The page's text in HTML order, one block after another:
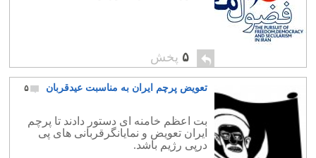
۵ پخش
تعویض پرچم ایران به مناسبت عیدقربان ۵
بت اعظم خامنه ای دستور دادند تا پرچم
ایران تعویض و نمایانگرقربانی های پی
درپی رژیم باشد.